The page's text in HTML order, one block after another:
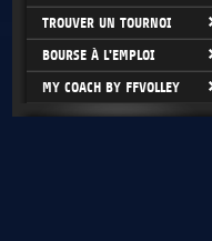
TROUVER UN TOURNOI
BOURSE À L'EMPLOI
MY COACH BY FFVOLLEY